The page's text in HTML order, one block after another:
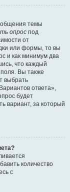
темы
опрос под
от
или формы, то вы
и как минимум два
что каждый
поля. Вы также
выбрать
ответа»,
будет
вариант, за который
количество
с